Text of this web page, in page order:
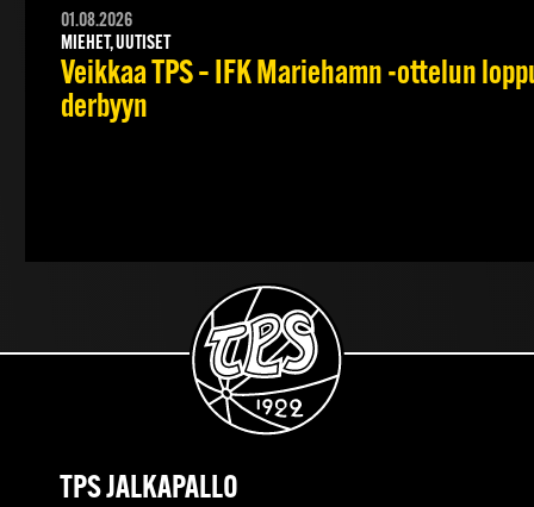
01.08.2026
MIEHET, UUTISET
Veikkaa TPS – IFK Mariehamn -ottelun
derbyyn
TPS JALKAPALLO